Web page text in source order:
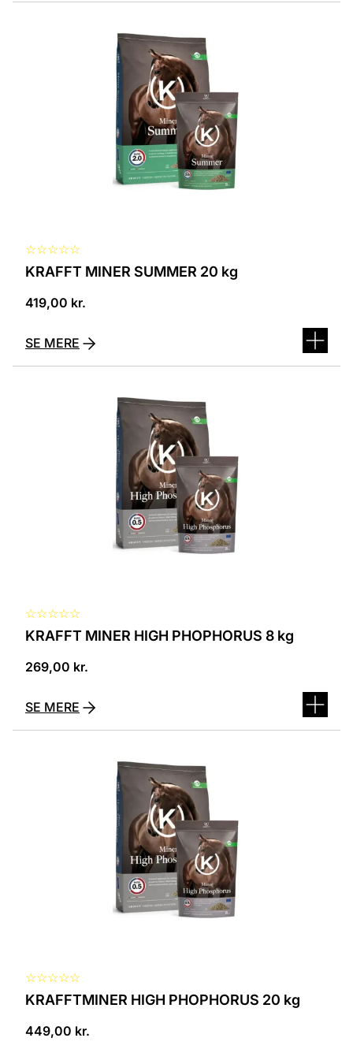
☆☆☆☆☆
KRAFFT MINER SUMMER 20 kg
419,00 kr.
SE MERE
☆☆☆☆☆
KRAFFT MINER HIGH PHOPHORUS 8 kg
269,00 kr.
SE MERE
☆☆☆☆☆
KRAFFTMINER HIGH PHOPHORUS 20 kg
449,00 kr.